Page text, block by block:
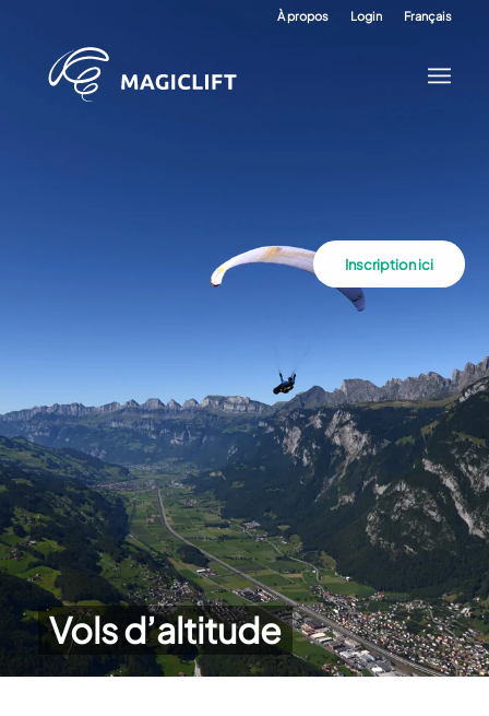
À propos Login Français
Vols d’altitude
Inscription ici